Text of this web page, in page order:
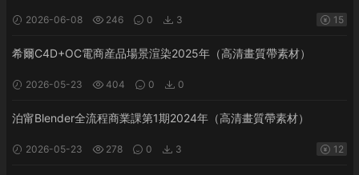
2026-06-08 246 0 3 15
希爾C4D+OC電商産品場景渲染2025年（高清畫質帶素材）
2026-05-23 404 0 0
泊甯Blender全流程商業課第1期2024年（高清畫質帶素材）
2026-05-23 278 0 3 12